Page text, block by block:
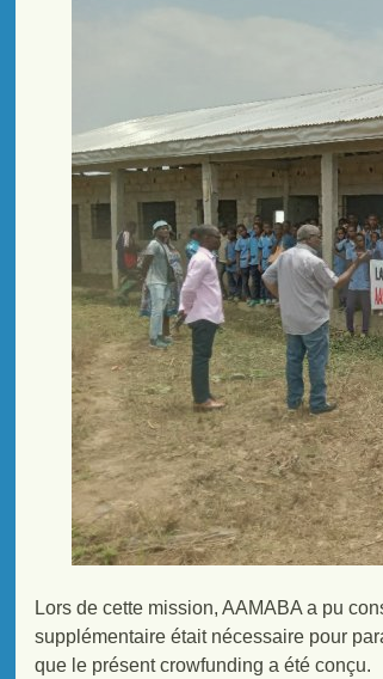
Lors de cette mission, AAMABA a pu
supplémentaire était nécessaire pour
que le présent crowfunding a été conçu.